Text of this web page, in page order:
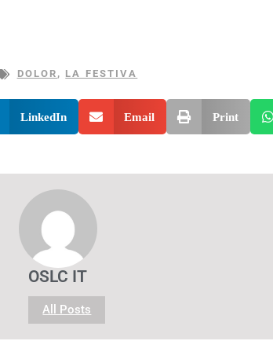
DOLOR , LA FESTIVA
LinkedIn Email Print
OSLC IT
All Posts